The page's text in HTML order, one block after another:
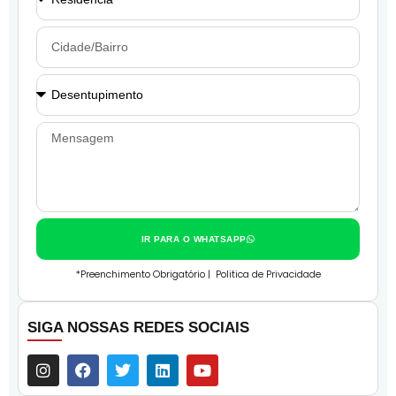
IR PARA O WHATSAPP
*Preenchimento Obrigatório | Politica de Privacidade
SIGA NOSSAS REDES SOCIAIS